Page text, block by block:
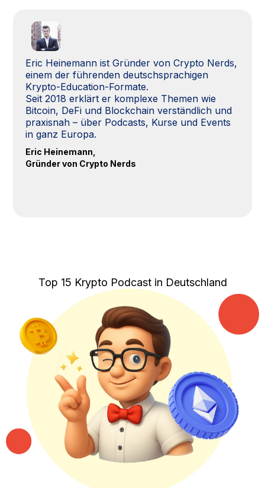
Eric Heinemann ist Gründer von Crypto Nerds,
einem der führenden deutschsprachigen
Krypto-Education-Formate.
Seit 2018 erklärt er komplexe Themen wie
Bitcoin, DeFi und Blockchain verständlich und
praxisnah – über Podcasts, Kurse und Events
in ganz Europa.
Eric Heinemann,
Gründer von Crypto Nerds
Top 15 Krypto Podcast in Deutschland